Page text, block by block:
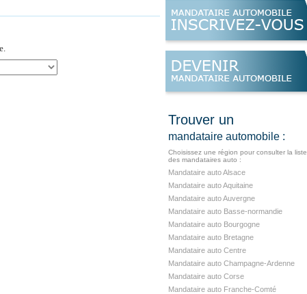
Trouver un
mandataire automobile :
Choisissez une région pour consulter la liste
des mandataires auto :
Mandataire auto Alsace
Mandataire auto Aquitaine
Mandataire auto Auvergne
Mandataire auto Basse-normandie
Mandataire auto Bourgogne
Mandataire auto Bretagne
Mandataire auto Centre
Mandataire auto Champagne-Ardenne
Mandataire auto Corse
Mandataire auto Franche-Comté